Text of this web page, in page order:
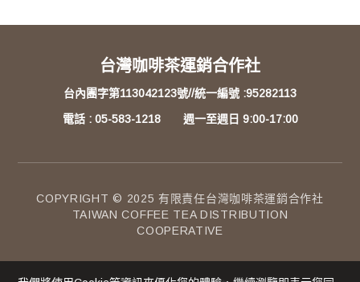
台灣咖啡茶運銷合作社
台內團字第113042123號//統一編號 :95282113
電話 : 05-583-1218 週一至週日 9:00-17:00
COPYRIGHT © 2025 有限責任台灣咖啡茶運銷合作社
TAIWAN COFFEE TEA DISTRIBUTION
COOPERATIVE